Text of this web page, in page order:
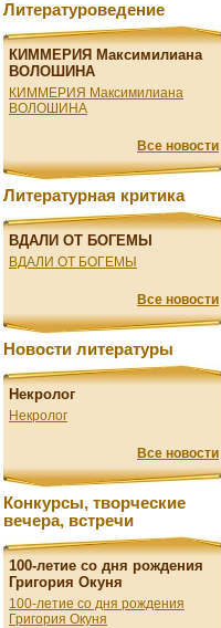
Литературоведение
КИММЕРИЯ Максимилиана
ВОЛОШИНА
КИММЕРИЯ Максимилиана
ВОЛОШИНА
Все новости
Литературная критика
ВДАЛИ ОТ БОГЕМЫ
ВДАЛИ ОТ БОГЕМЫ
Все новости
Новости литературы
Некролог
Некролог
Все новости
Конкурсы, творческие
вечера, встречи
100-летие со дня рождения
Григория Окуня
100-летие со дня рождения
Григория Окуня